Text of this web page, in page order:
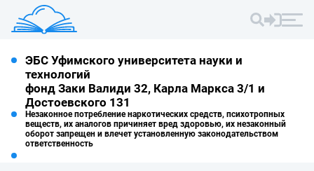
ЭБС Уфимского университета науки и
технологий
фонд Заки Валиди 32, Карла Маркса 3/1 и
Достоевского 131
Незаконное потребление наркотических средств, психотропных
веществ, их аналогов причиняет вред здоровью, их незаконный
оборот запрещен и влечет установленную законодательством
ответственность